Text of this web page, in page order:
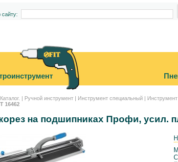
сайту:
Каталог. | Ручной инструмент | Инструмент специальный |
16462
на подшипниках Профи, усил.